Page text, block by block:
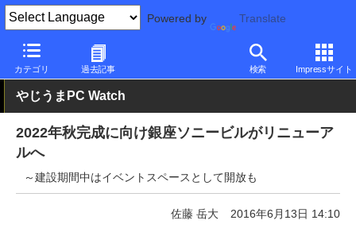
Powered by Translate
カテゴリ 過去記事 検索 Impressサイト
PC Watch 市場 動向
やじうまPC Watch
2022年秋完成に向け銀座ソニービルがリニューア
ルへ
～建設期間中はイベントスペースとして開放も
佐藤 岳大 2016年6月13日 14:10